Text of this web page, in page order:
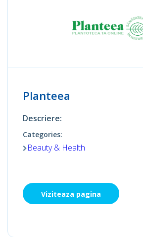
Planteea
Descriere:
Categories:
Beauty & Health
Viziteaza pagina